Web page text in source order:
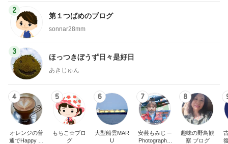
2
第１つばめのブログ
sonnar28mm
3
ほっつきぼうず日々是好日
あきじゅん
4
オレンジの普
通でHappy Lif
5
もちこ☆ブロ
グ
6
大型船雲MAR
U
7
安芸もみじ ─
Photographs,
8
趣味の野鳥観
察 ブログ